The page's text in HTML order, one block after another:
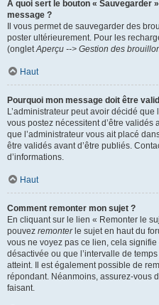
À quoi sert le bouton « Sauvegarder
message ?
Il vous permet de sauvegarder des
poster ultérieurement. Pour les
(ongletAperçu --> Gestion des
Haut
Pourquoi mon message doit être
L’administrateur peut avoir décidé
vous postez nécessitent d’être validés
que l’administrateur vous ait placé
être validés avant d’être publiés.
d’informations.
Haut
Comment remonter mon sujet ?
En cliquant sur le lien « Remonter le
pouvez remonterle sujet en haut du
vous ne voyez pas ce lien, cela
désactivée ou que l’intervalle de
atteint. Il est également possible de
répondant. Néanmoins, assurez-vous
faisant.